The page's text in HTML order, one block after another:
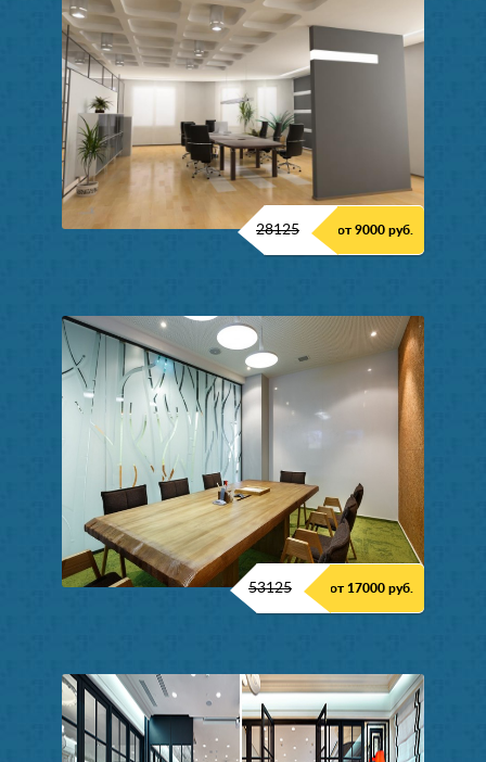
28125 от 9000 руб.
53125 от 17000 руб.